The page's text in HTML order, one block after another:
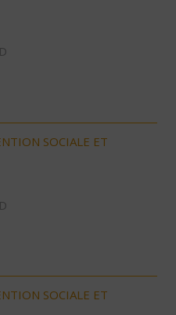
SOCIALE ET
SOCIALE ET